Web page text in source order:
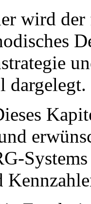
wird der
dargelegt.